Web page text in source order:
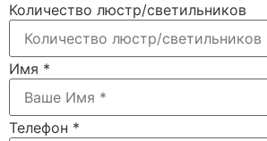
Количество люстр/светильников
Имя *
Телефон *